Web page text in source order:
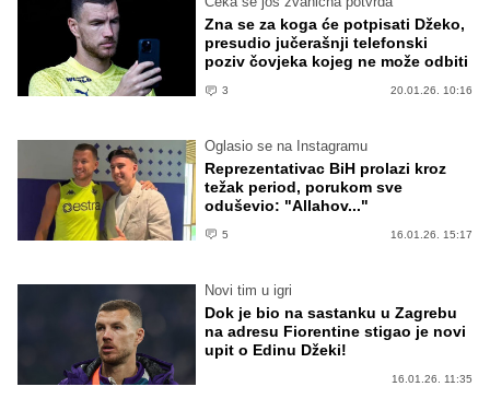
Zna se za koga će potpisati Džeko,
presudio jučerašnji telefonski
poziv čovjeka kojeg ne može odbiti
3 20.01.26. 10:16
Oglasio se na Instagramu
Reprezentativac BiH prolazi kroz
težak period, porukom sve
oduševio: "Allahov..."
5 16.01.26. 15:17
Novi tim u igri
Dok je bio na sastanku u Zagrebu
na adresu Fiorentine stigao je novi
upit o Edinu Džeki!
16.01.26. 11:35